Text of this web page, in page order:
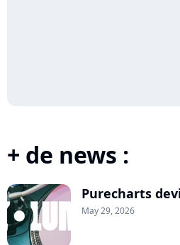
+ de news :
Purecharts
May 29, 2026